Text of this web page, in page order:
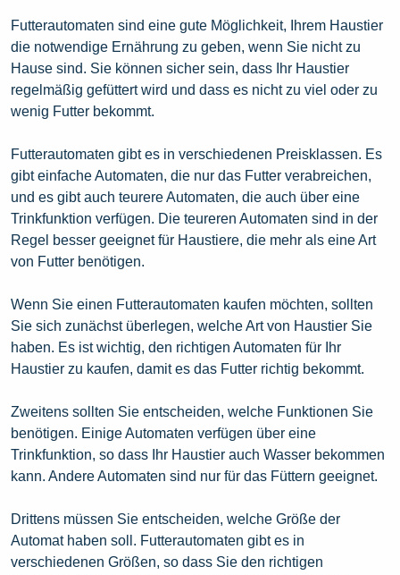
Futterautomaten sind eine gute Möglichkeit, Ihrem Haustier
die notwendige Ernährung zu geben, wenn Sie nicht zu
Hause sind. Sie können sicher sein, dass Ihr Haustier
regelmäßig gefüttert wird und dass es nicht zu viel oder zu
wenig Futter bekommt.
Futterautomaten gibt es in verschiedenen Preisklassen. Es
gibt einfache Automaten, die nur das Futter verabreichen,
und es gibt auch teurere Automaten, die auch über eine
Trinkfunktion verfügen. Die teureren Automaten sind in der
Regel besser geeignet für Haustiere, die mehr als eine Art
von Futter benötigen.
Wenn Sie einen Futterautomaten kaufen möchten, sollten
Sie sich zunächst überlegen, welche Art von Haustier Sie
haben. Es ist wichtig, den richtigen Automaten für Ihr
Haustier zu kaufen, damit es das Futter richtig bekommt.
Zweitens sollten Sie entscheiden, welche Funktionen Sie
benötigen. Einige Automaten verfügen über eine
Trinkfunktion, so dass Ihr Haustier auch Wasser bekommen
kann. Andere Automaten sind nur für das Füttern geeignet.
Drittens müssen Sie entscheiden, welche Größe der
Automat haben soll. Futterautomaten gibt es in
verschiedenen Größen, so dass Sie den richtigen